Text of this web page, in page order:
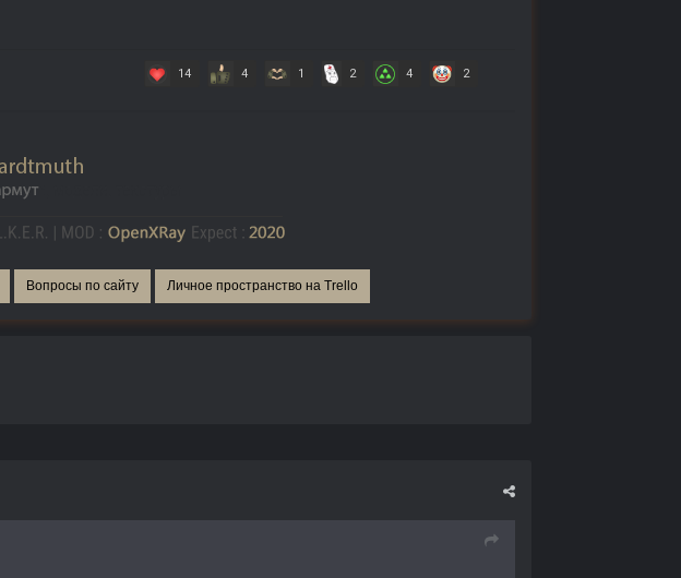
14 4 1 2 4 2
Вопросы по сайту Личное пространство на Trello